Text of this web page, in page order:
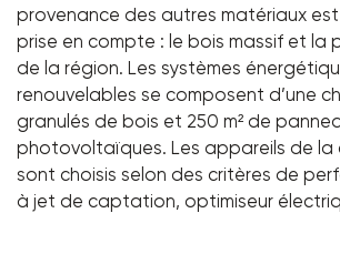
provenance des autres matériaux
prise en compte : le bois massif et la
de la région. Les systèmes
renouvelables se composent d’une
granulés de bois et 250 m² de
photovoltaïques. Les appareils de la
sont choisis selon des critères de
à jet de captation, optimiseur